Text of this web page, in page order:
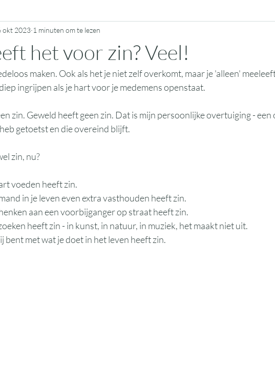
het voor zin? Veel!
okt 2023 1 minuten om te lezen
maken. Ook als het je niet zelf overkomt, maar je 'alleen'
ingrijpen als je hart voor je medemens openstaat.
zin. Geweld heeft geen zin. Dat is mijn persoonlijke overtuiging -
getoetst en die overeind blijft.
zin, nu?
voeden heeft zin.
in je leven even extra vasthouden heeft zin.
aan een voorbijganger op straat heeft zin.
heeft zin - in kunst, in natuur, in muziek, het maakt niet uit.
bent met wat je doet in het leven heeft zin.